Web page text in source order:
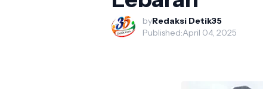
byRedaksi Detik35
Published:April 04, 2025